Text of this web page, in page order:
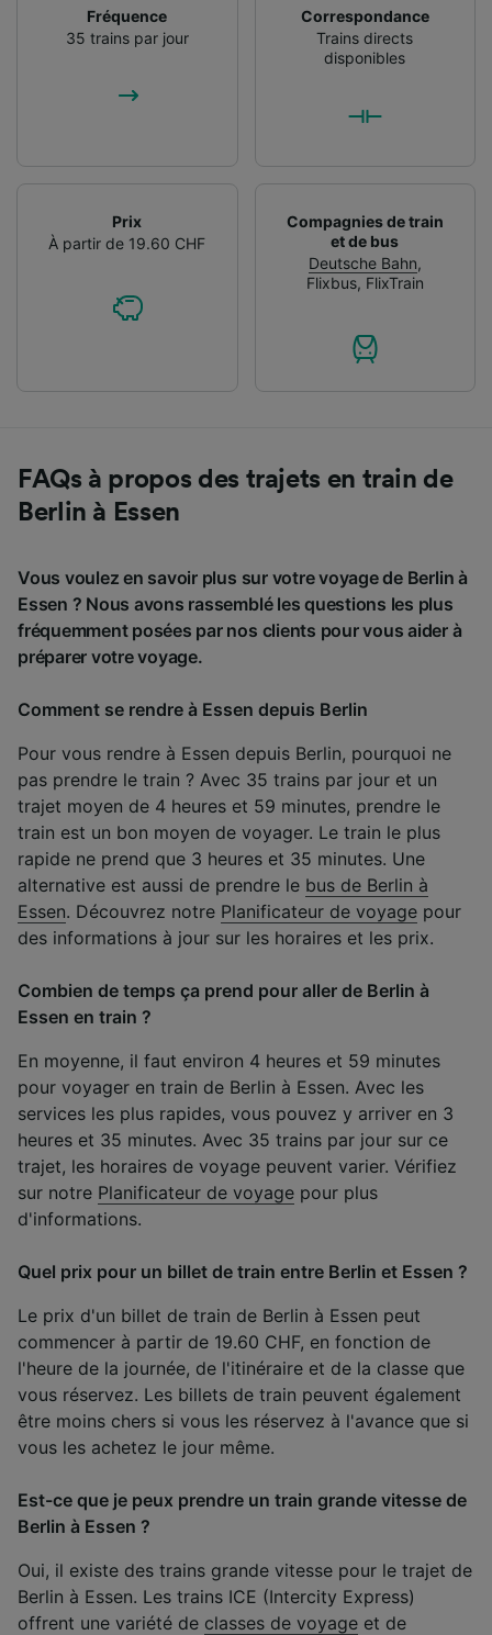
Fréquence
35 trains par jour
Correspondance
Trains directs
disponibles
Prix
À partir de 19.60 CHF
Compagnies de train
et de bus
Deutsche Bahn,
Flixbus, FlixTrain
FAQs à propos des trajets en train de
Berlin à Essen
Vous voulez en savoir plus sur votre voyage de Berlin à
Essen ? Nous avons rassemblé les questions les plus
fréquemment posées par nos clients pour vous aider à
préparer votre voyage.
Comment se rendre à Essen depuis Berlin
Pour vous rendre à Essen depuis Berlin, pourquoi ne
pas prendre le train ? Avec 35 trains par jour et un
trajet moyen de 4 heures et 59 minutes, prendre le
train est un bon moyen de voyager. Le train le plus
rapide ne prend que 3 heures et 35 minutes. Une
alternative est aussi de prendre le bus de Berlin à
Essen. Découvrez notre Planificateur de voyage pour
des informations à jour sur les horaires et les prix.
Combien de temps ça prend pour aller de Berlin à
Essen en train ?
En moyenne, il faut environ 4 heures et 59 minutes
pour voyager en train de Berlin à Essen. Avec les
services les plus rapides, vous pouvez y arriver en 3
heures et 35 minutes. Avec 35 trains par jour sur ce
trajet, les horaires de voyage peuvent varier. Vérifiez
sur notre Planificateur de voyage pour plus
d'informations.
Quel prix pour un billet de train entre Berlin et Essen ?
Le prix d'un billet de train de Berlin à Essen peut
commencer à partir de 19.60 CHF, en fonction de
l'heure de la journée, de l'itinéraire et de la classe que
vous réservez. Les billets de train peuvent également
être moins chers si vous les réservez à l'avance que si
vous les achetez le jour même.
Est-ce que je peux prendre un train grande vitesse de
Berlin à Essen ?
Oui, il existe des trains grande vitesse pour le trajet de
Berlin à Essen. Les trains ICE (Intercity Express)
offrent une variété de classes de voyage et de